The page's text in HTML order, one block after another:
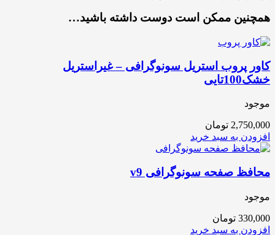
همچنین ممکن است دوست داشته باشید…
کاور پروب استریل سونوگرافی – غیراستریل
خشک100تایی
موجود
2,750,000 تومان
افزودن به سبد خرید
محافظ صفحه سونوگرافی v9
موجود
330,000 تومان
افزودن به سبد خرید